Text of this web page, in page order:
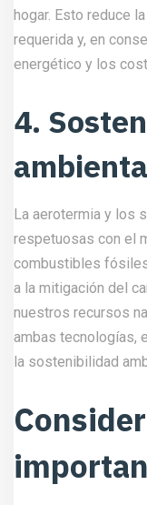
hogar. Esto reduce
requerida y, en
energético y los
4.
La aerotermia y los
respetuosas con el
combustibles
a la mitigación del
nuestros recursos
ambas tecnologías,
la sostenibilidad